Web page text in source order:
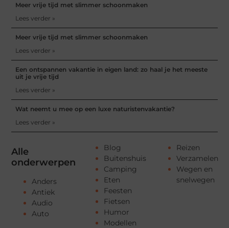
Alle
onderwerpen
Anders
Antiek
Audio
Auto
Blog
Buitenshuis
Camping
Eten
Feesten
Fietsen
Humor
Modellen
Reizen
Verzamelen
Wegen en
snelwegen
Meer vrije tijd met slimmer schoonmaken
Lees verder »
Meer vrije tijd met slimmer schoonmaken
Lees verder »
Een ontspannen vakantie in eigen land: zo haal je het meeste
uit je vrije tijd
Lees verder »
Wat neemt u mee op een luxe naturistenvakantie?
Lees verder »